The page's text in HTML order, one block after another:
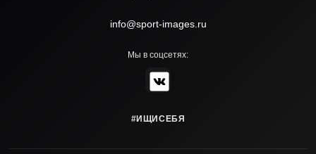
info@sport-images.ru
Мы в соцсетях:
#ИЩИСЕБЯ